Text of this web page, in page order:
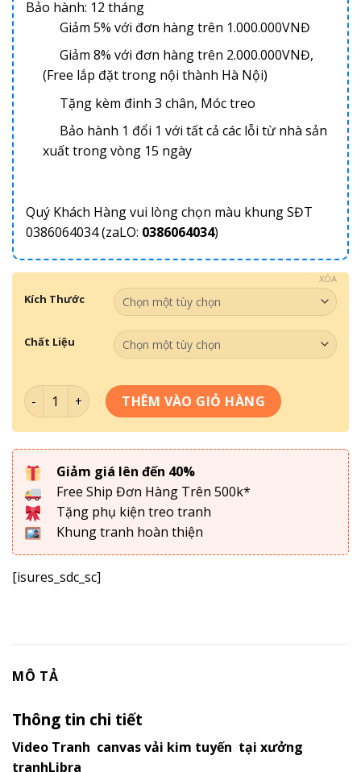
Bảo hành: 12 tháng
Giảm 5% với đơn hàng trên 1.000.000VNĐ
Giảm 8% với đơn hàng trên 2.000.000VNĐ,
(Free lắp đặt trong nội thành Hà Nội)
Tặng kèm đinh 3 chân, Móc treo
Bảo hành 1 đổi 1 với tất cả các lỗi từ nhà sản
xuất trong vòng 15 ngày
Quý Khách Hàng vui lòng chọn màu khung SĐT
0386064034 (zaLO: 0386064034)
Kích Thước
Chất Liệu
XÓA
Tranh Theo Không Gian- Tranh Quán Bida 071 số lượng
THÊM VÀO GIỎ HÀNG
Giảm giá lên đến 40%
Free Ship Đơn Hàng Trên 500k*
Tặng phụ kiện treo tranh
Khung tranh hoàn thiện
[isures_sdc_sc]
MÔ TẢ
Thông tin chi tiết
Video Tranh canvas vải kim tuyến tại xưởng
tranhLibra